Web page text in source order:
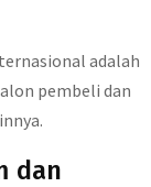
adalah
pembeli dan
dan